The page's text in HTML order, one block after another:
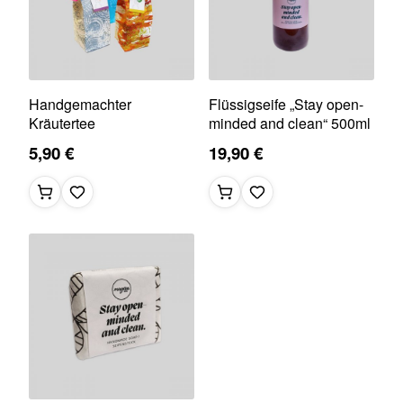
Handgemachter
Kräutertee
5,90 €
Flüssigseife „Stay open-
minded and clean“ 500ml
19,90 €